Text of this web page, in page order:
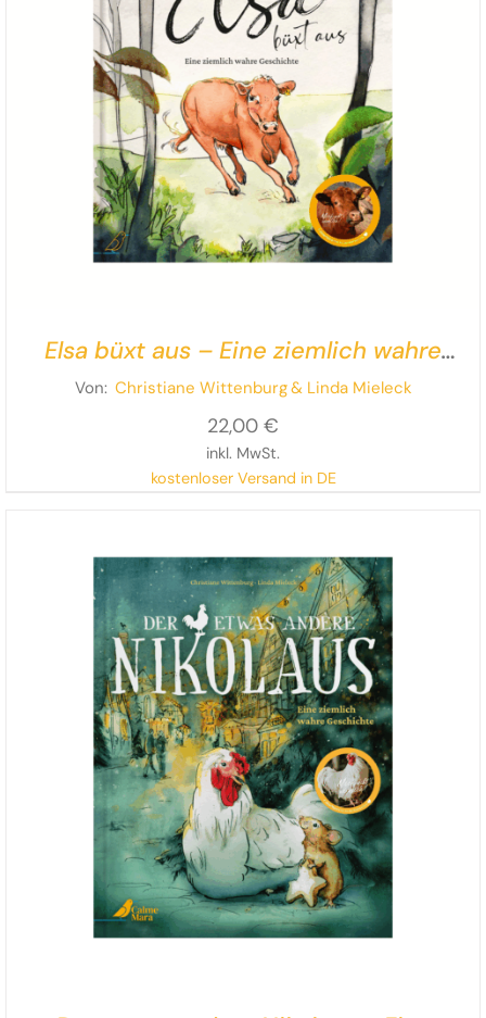
Elsa büxt aus – Eine ziemlich wahre
Geschichte
Von: Christiane Wittenburg& Linda Mieleck
22,00 €
inkl. MwSt.
kostenloser Versand in DE